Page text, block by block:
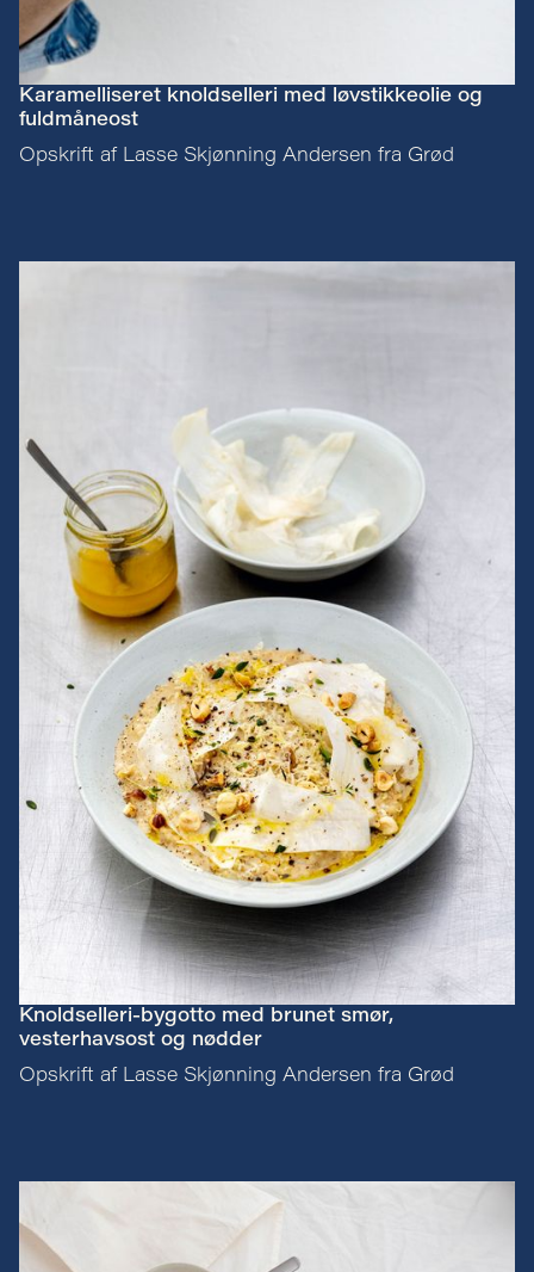
Karamelliseret knoldselleri med løvstikkeolie og
fuldmåneost
Opskrift af Lasse Skjønning Andersen fra Grød
Knoldselleri-bygotto med brunet smør,
vesterhavsost og nødder
Opskrift af Lasse Skjønning Andersen fra Grød